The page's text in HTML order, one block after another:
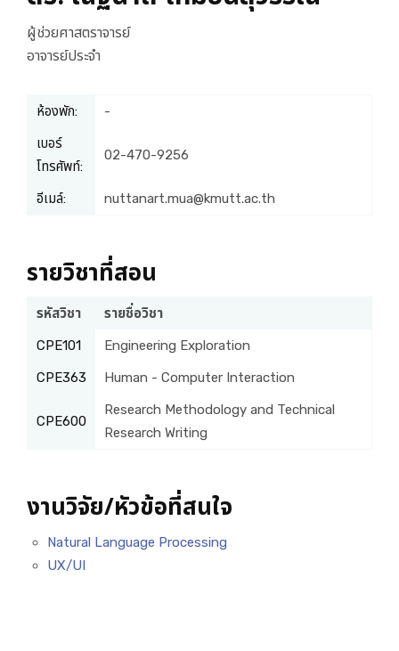
ผู้ช่วยศาสตราจารย์
อาจารย์ประจำ
ห้องพัก:
-
เบอร์
โทรศัพท์:
02-470-9256
อีเมล์: nuttanart.mua@kmutt.ac.th
รายวิชาที่สอน
รหัสวิชา
รายชื่อวิชา
CPE101
Engineering Exploration
CPE363
Human - Computer Interaction
CPE600
Research Methodology and Technical
Research Writing
งานวิจัย/หัวข้อที่สนใจ
Natural Language Processing
UX/UI